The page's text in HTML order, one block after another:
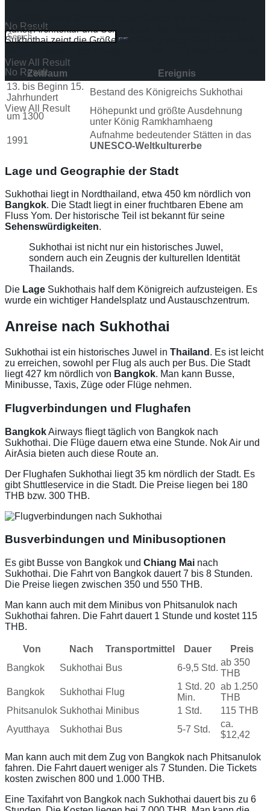
No Result
View All Result
No Result
View All Result
Kunst, Architektur und Schrift stark. Der Geschichtspark
Sukhothai zeigt die Größe des Königreichs. Seit 1991 sind
Zeitraum
Ereignis
13. bis Beginn 15.
Jahrhundert
Bestand des Königreichs Sukhothai
um 1300
Höhepunkt und größte Ausdehnung
unter König Ramkhamhaeng
1991
Aufnahme bedeutender Stätten in das
UNESCO-Weltkulturerbe
Lage und Geographie der Stadt
Sukhothai liegt in Nordthailand, etwa 450 km nördlich von
Bangkok. Die Stadt liegt in einer fruchtbaren Ebene am
Fluss Yom. Der historische Teil ist bekannt für seine
Sehenswürdigkeiten.
Sukhothai ist nicht nur ein historisches Juwel,
sondern auch ein Zeugnis der kulturellen Identität
Thailands.
Die Lage Sukhothais half dem Königreich aufzusteigen. Es
wurde ein wichtiger Handelsplatz und Austauschzentrum.
Anreise nach Sukhothai
Sukhothai ist ein historisches Juwel in Thailand . Es ist leicht
zu erreichen, sowohl per Flug als auch per Bus. Die Stadt
liegt 427 km nördlich von Bangkok. Man kann Busse,
Minibusse, Taxis, Züge oder Flüge nehmen.
Flugverbindungen und Flughafen
BangkokAirways fliegt täglich von Bangkok nach
Sukhothai. Die Flüge dauern etwa eine Stunde. Nok Air und
AirAsia bieten auch diese Route an.
Der Flughafen Sukhothai liegt 35 km nördlich der Stadt. Es
gibt Shuttleservice in die Stadt. Die Preise liegen bei 180
THB bzw. 300 THB.
Busverbindungen und Minibusoptionen
Es gibt Busse von Bangkok und Chiang Mai nach
Sukhothai. Die Fahrt von Bangkok dauert 7 bis 8 Stunden.
Die Preise liegen zwischen 350 und 550 THB.
Man kann auch mit dem Minibus von Phitsanulok nach
Sukhothai fahren. Die Fahrt dauert 1 Stunde und kostet 115
THB.
Von Nach Transportmittel Dauer
Preis
Bangkok
Sukhothai Bus 6-9,5 Std.
ab 350
THB
Bangkok
Sukhothai Flug
1 Std. 20
Min.
ab 1.250
THB
Phitsanulok Sukhothai Minibus 1 Std.
115 THB
Ayutthaya
Sukhothai Bus 5-7 Std.
ca.
$12,42
Man kann auch mit dem Zug von Bangkok nach Phitsanulok
fahren. Die Fahrt dauert weniger als 7 Stunden. Die Tickets
kosten zwischen 800 und 1.000 THB.
Eine Taxifahrt von Bangkok nach Sukhothai dauert bis zu 6